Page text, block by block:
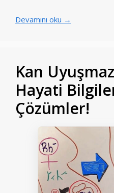
Devamını oku →
Kan
Hayati
Çözümler!